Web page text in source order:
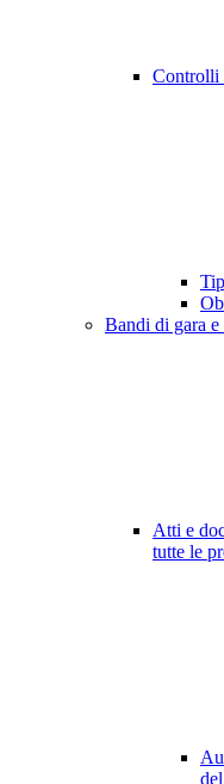
Controlli
Bandi di gara e
Atti e
tutte le